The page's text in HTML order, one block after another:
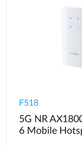
F518
5G NR
6 Mobile